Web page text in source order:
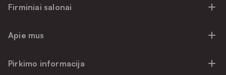
Firminiai salonai
Firminiai salonai Klaipėdoje
Apie mus
Pirkimo informacija